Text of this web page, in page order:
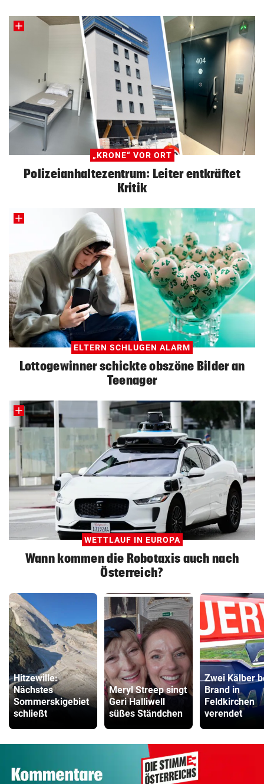
„KRONE“ VOR ORT
Polizeianhaltezentrum: Leiter entkräftet
Kritik
ELTERN SCHLUGEN ALARM
Lottogewinner schickte obszöne Bilder an
Teenager
WETTLAUF IN EUROPA
Wann kommen die Robotaxis auch nach
Österreich?
Hitzewille:
Nächstes
Sommerskigebiet
schließt
Meryl Streep singt
Geri Halliwell
süßes Ständchen
Zwei Kälber
Brand in
Feldkirchen
verendet